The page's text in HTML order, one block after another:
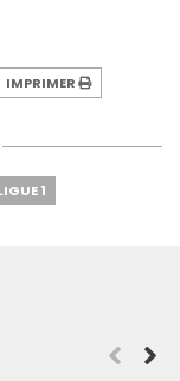
IMPRIMER
1